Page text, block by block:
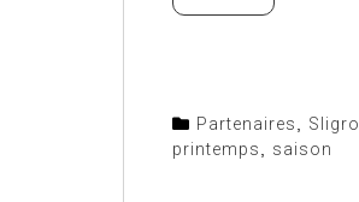
Partenaires Sligro
printemps
saison